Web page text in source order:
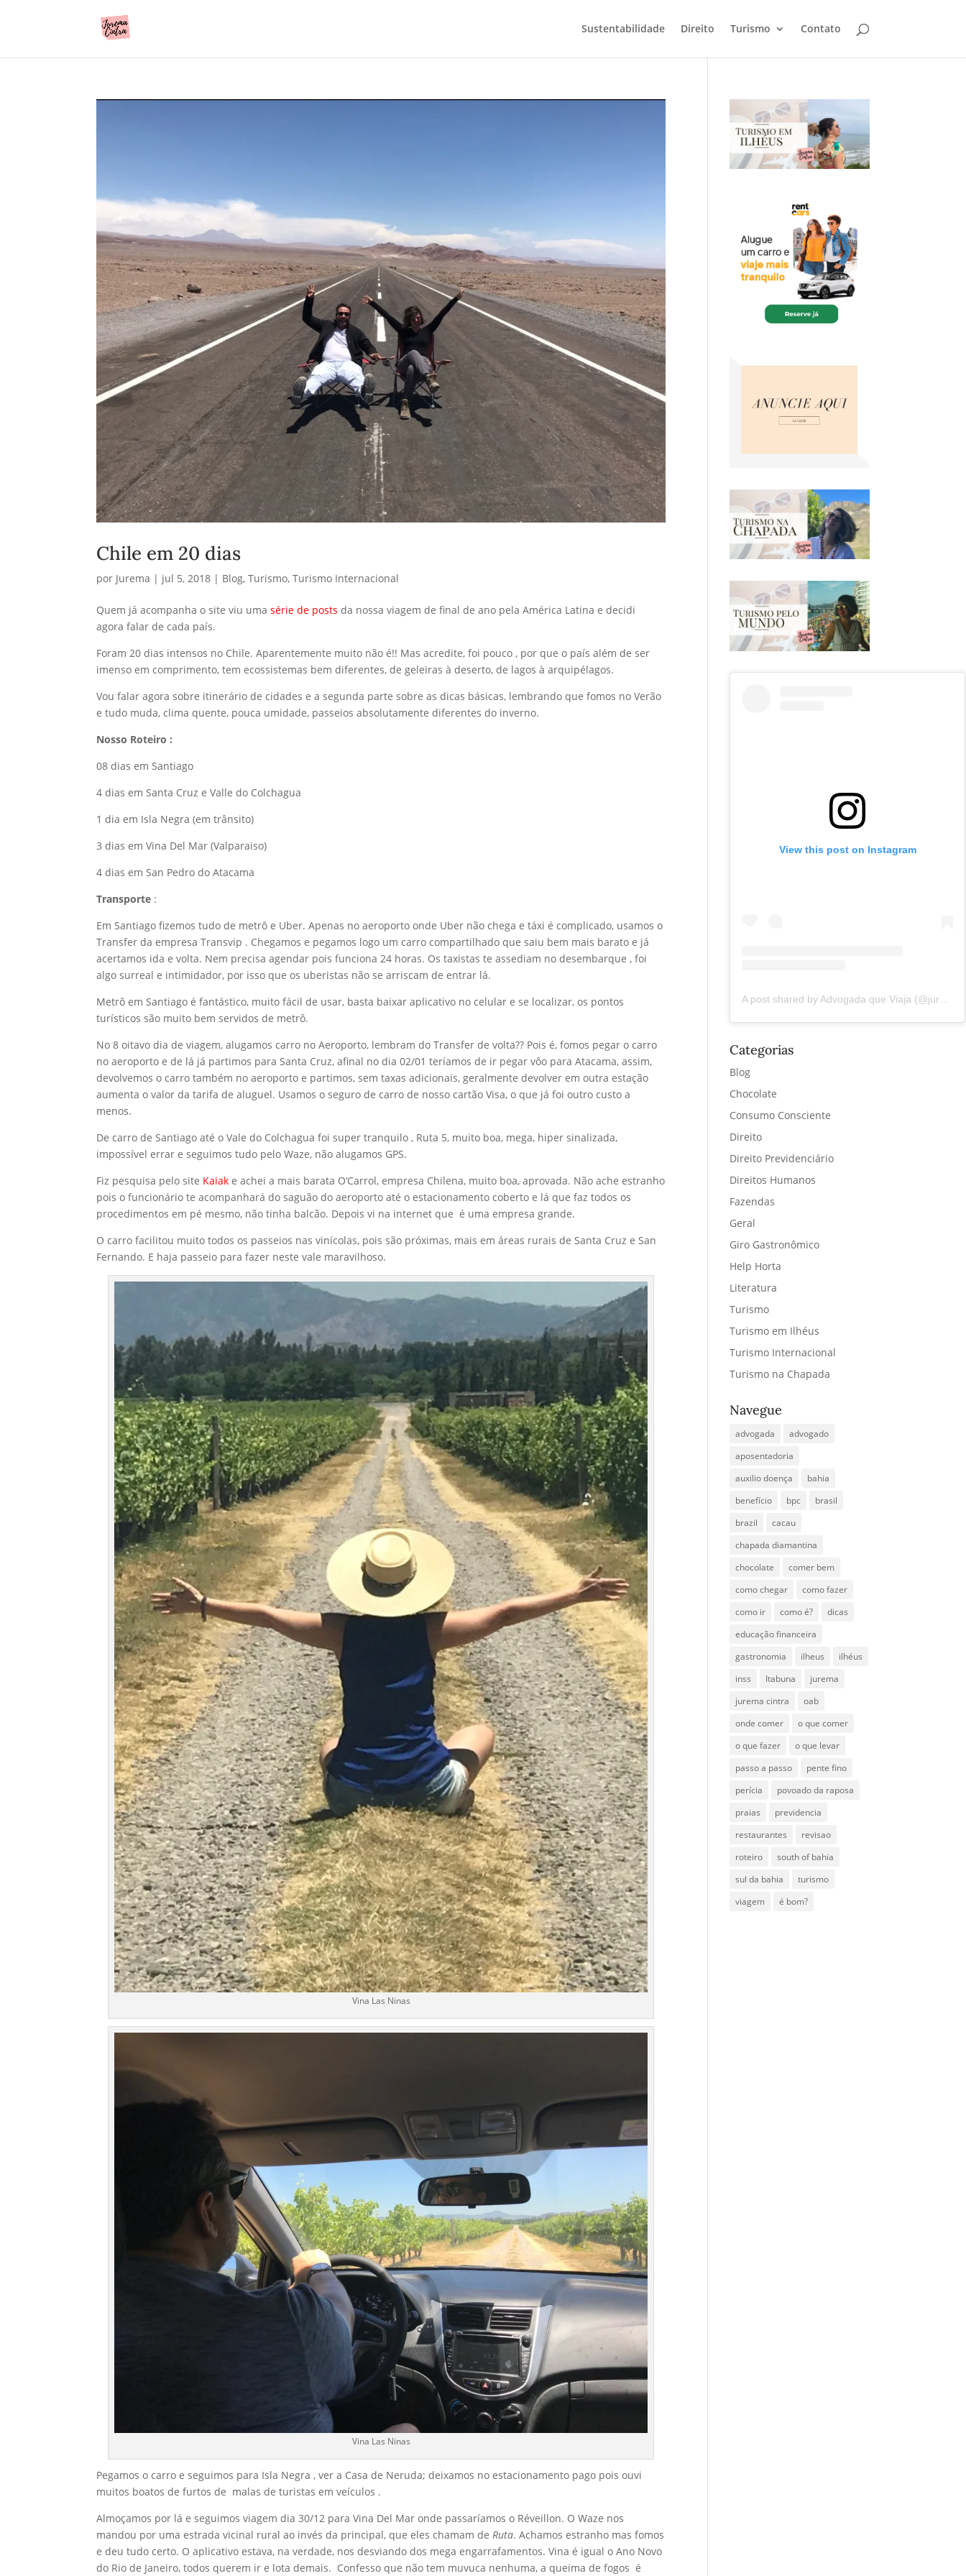
Sustentabilidade Direito Turismo Contato
Chile em 20 dias
por Jurema | jul 5, 2018 | Blog,Turismo,Turismo Internacional
Quem já acompanha o site viu uma série de posts da nossa viagem de final de ano pela América Latina e decidi
agora falar de cada país.
Foram 20 dias intensos no Chile. Aparentemente muito não é!! Mas acredite, foi pouco , por que o país além de ser
imenso em comprimento, tem ecossistemas bem diferentes, de geleiras à deserto, de lagos à arquipélagos.
Vou falar agora sobre itinerário de cidades e a segunda parte sobre as dicas básicas, lembrando que fomos no Verão
e tudo muda, clima quente, pouca umidade, passeios absolutamente diferentes do inverno.
Nosso Roteiro :
08 dias em Santiago
4 dias em Santa Cruz e Valle do Colchagua
1 dia em Isla Negra (em trânsito)
3 dias em Vina Del Mar (Valparaiso)
4 dias em San Pedro do Atacama
Transporte :
Em Santiago fizemos tudo de metrô e Uber. Apenas no aeroporto onde Uber não chega e táxi é complicado, usamos o
Transfer da empresa Transvip . Chegamos e pegamos logo um carro compartilhado que saiu bem mais barato e já
acertamos ida e volta. Nem precisa agendar pois funciona 24 horas. Os taxistas te assediam no desembarque , foi
algo surreal e intimidador, por isso que os uberistas não se arriscam de entrar lá.
Metrô em Santiago é fantástico, muito fácil de usar, basta baixar aplicativo no celular e se localizar, os pontos
turísticos são muito bem servidos de metrô.
No 8 oitavo dia de viagem, alugamos carro no Aeroporto, lembram do Transfer de volta?? Pois é, fomos pegar o carro
no aeroporto e de lá já partimos para Santa Cruz, afinal no dia 02/01 teríamos de ir pegar vôo para Atacama, assim,
devolvemos o carro também no aeroporto e partimos, sem taxas adicionais, geralmente devolver em outra estação
aumenta o valor da tarifa de aluguel. Usamos o seguro de carro de nosso cartão Visa, o que já foi outro custo a
menos.
De carro de Santiago até o Vale do Colchagua foi super tranquilo , Ruta 5, muito boa, mega, hiper sinalizada,
impossível errar e seguimos tudo pelo Waze, não alugamos GPS.
Fiz pesquisa pelo site Kaiak e achei a mais barata O’Carrol, empresa Chilena, muito boa, aprovada. Não ache estranho
pois o funcionário te acompanhará do saguão do aeroporto até o estacionamento coberto e lá que faz todos os
procedimentos em pé mesmo, não tinha balcão. Depois vi na internet que é uma empresa grande.
O carro facilitou muito todos os passeios nas vinícolas, pois são próximas, mais em áreas rurais de Santa Cruz e San
Fernando. E haja passeio para fazer neste vale maravilhoso.
Vina Las Ninas
Vina Las Ninas
Pegamos o carro e seguimos para Isla Negra , ver a Casa de Neruda; deixamos no estacionamento pago pois ouvi
muitos boatos de furtos de malas de turistas em veículos .
Almoçamos por lá e seguimos viagem dia 30/12 para Vina Del Mar onde passaríamos o Réveillon. O Waze nos
mandou por uma estrada vicinal rural ao invés da principal, que eles chamam de Ruta. Achamos estranho mas fomos
e deu tudo certo. O aplicativo estava, na verdade, nos desviando dos mega engarrafamentos. Vina é igual o Ano Novo
do Rio de Janeiro, todos querem ir e lota demais. Confesso que não tem muvuca nenhuma, a queima de fogos é
View this post on Instagram
A post shared by Advogada que Viaja (@juremacintra)
Categorias
Blog
Chocolate
Consumo Consciente
Direito
Direito Previdenciário
Direitos Humanos
Fazendas
Geral
Giro Gastronômico
Help Horta
Literatura
Turismo
Turismo em Ilhéus
Turismo Internacional
Turismo na Chapada
Navegue
advogada
advogado
aposentadoria
auxilio doença
bahia
benefício
bpc
brasil
brazil
cacau
chapada diamantina
chocolate
comer bem
como chegar
como fazer
como ir
como é?
dicas
educação financeira
gastronomia
ilheus
ilhéus
inss
Itabuna
jurema
jurema cintra
oab
onde comer
o que comer
o que fazer
o que levar
passo a passo
pente fino
perícia
povoado da raposa
praias
previdencia
restaurantes
revisao
roteiro
south of bahia
sul da bahia
turismo
viagem
é bom?